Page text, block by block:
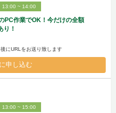
13:00 ~ 14:00
PC作業でOK！今だけの全額
り！
にURLをお送り致します
申し込む
13:00 ~ 15:00